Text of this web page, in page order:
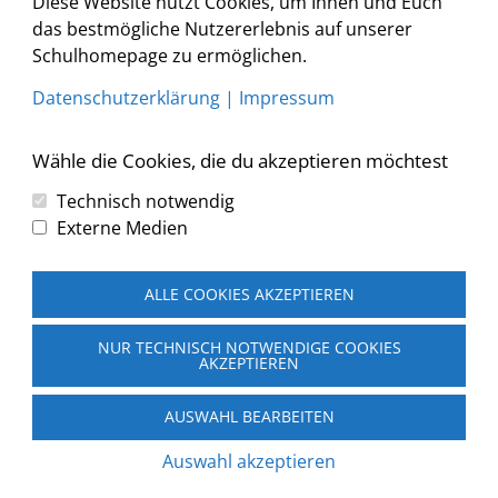
< <2026>
August
>
Copyright © 2026 Grundschule und Mittelschule Augsburg-
Home
Schule
Schulprofil
Informationen
Eltern
Termine
Aktionen und Projekte
Impressum
das bestmögliche Nutzererlebnis auf unserer
Schulhomepage zu ermöglichen.
Datenschutzerklärung | Impressum
Wähle die Cookies, die du akzeptieren möchtest
Technisch notwendig
Externe Medien
ALLE COOKIES AKZEPTIEREN
NUR TECHNISCH NOTWENDIGE COOKIES
AKZEPTIEREN
AUSWAHL BEARBEITEN
Auswahl akzeptieren